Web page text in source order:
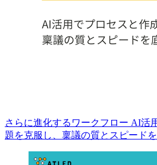
さらに進化するワークフロー AI活
題を克服し、稟議の質とスピード